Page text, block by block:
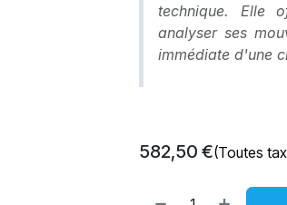
technique. Elle
analyser ses
immédiate d'une
582,50 €(Toutes